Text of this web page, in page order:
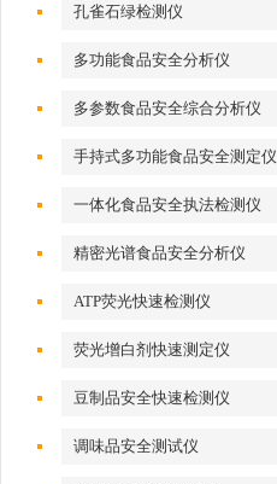
孔雀石绿检测仪
多功能食品安全分析仪
多参数食品安全综合分析仪
手持式多功能食品安全测定仪
一体化食品安全执法检测仪
精密光谱食品安全分析仪
ATP荧光快速检测仪
荧光增白剂快速测定仪
豆制品安全快速检测仪
调味品安全测试仪